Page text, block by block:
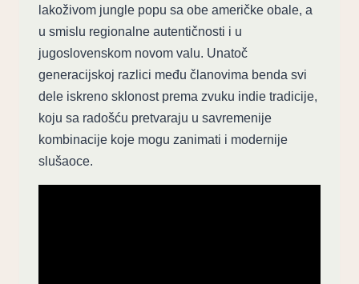
lakoživom jungle popu sa obe američke obale, a
u smislu regionalne autentičnosti i u
jugoslovenskom novom valu. Unatoč
generacijskoj razlici među članovima benda svi
dele iskreno sklonost prema zvuku indie tradicije,
koju sa radošću pretvaraju u savremenije
kombinacije koje mogu zanimati i modernije
slušaoce.